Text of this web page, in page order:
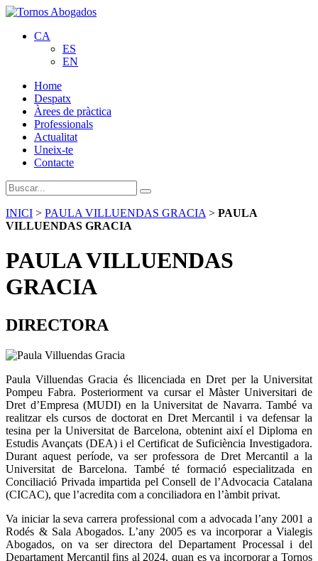
CA
ES
EN
Home
Despatx
Àrees de pràctica
Professionals
Actualitat
Uneix-te
Contacte
INICI > PAULA VILLUENDAS GRACIA > PAULA
VILLUENDAS GRACIA
PAULA VILLUENDAS
GRACIA
DIRECTORA
Paula Villuendas Gracia és llicenciada en Dret per la Universitat
Pompeu Fabra. Posteriorment va cursar el Màster Universitari de
Dret d’Empresa (MUDI) en la Universitat de Navarra. També va
realitzar els cursos de doctorat en Dret Mercantil i va defensar la
tesina per la Universitat de Barcelona, obtenint així el Diploma en
Estudis Avançats (DEA) i el Certificat de Suficiència Investigadora.
Durant aquest període, va ser professora de Dret Mercantil a la
Universitat de Barcelona. També té formació especialitzada en
Conciliació Privada impartida pel Consell de l’Advocacia Catalana
(CICAC), que l’acredita com a conciliadora en l’àmbit privat.
Va iniciar la seva carrera professional com a advocada l’any 2001 a
Rodés & Sala Abogados. L’any 2005 es va incorporar a Vialegis
Abogados, on va ser directora del Departament Processal i del
Departament Mercantil fins al 2024, quan es va incorporar a Tornos